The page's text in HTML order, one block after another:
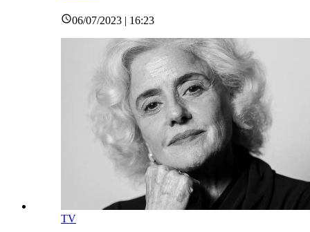
06/07/2023 | 16:23
TV